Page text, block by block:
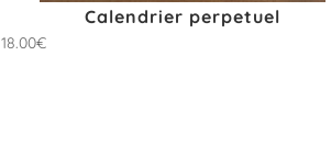
Calendrier perpetuel
18.00€